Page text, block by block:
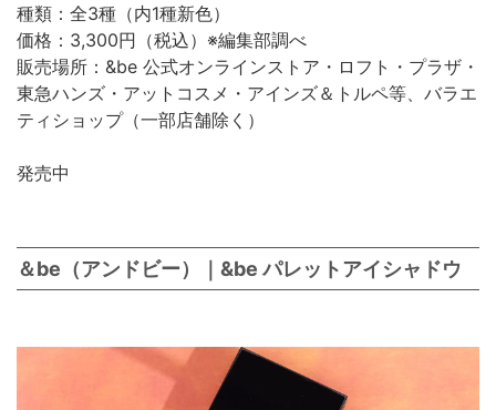
種類：全3種（内1種新色）
価格：3,300円（税込）※編集部調べ
販売場所：&be 公式オンラインストア・ロフト・プラザ・
東急ハンズ・アットコスメ・アインズ＆トルペ等、バラエ
ティショップ（一部店舗除く）
発売中
＆be（アンドビー）｜&be パレットアイシャドウ